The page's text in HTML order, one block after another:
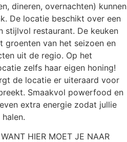
dineren, overnachten) kunnen
De locatie beschikt over een
stijlvol restaurant. De keuken
van het seizoen en
uit de regio. Op het
zelfs haar eigen honing!
de locatie er uiteraard voor
Smaakvol powerfood en
extra energie zodat jullie
HIER MOET JE NAAR